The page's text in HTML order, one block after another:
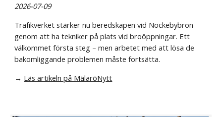
2026-07-09
Trafikverket stärker nu beredskapen vid Nockebybron
genom att ha tekniker på plats vid broöppningar. Ett
välkommet första steg – men arbetet med att lösa de
bakomliggande problemen måste fortsätta.
→ Läs artikeln på MälaröNytt